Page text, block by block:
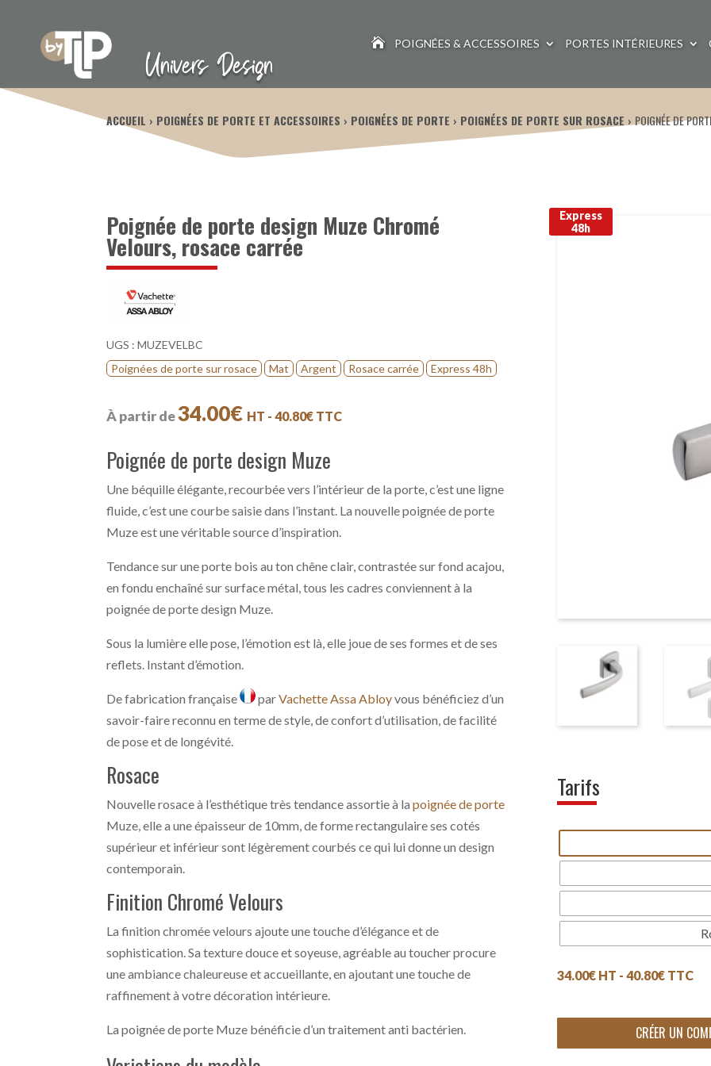
Univers Design
 POIGNÉES & ACCESSOIRES PORTES INTÉRIEURES
ACCUEIL POIGNÉES DE PORTE ET ACCESSOIRES POIGNÉES DE PORTE POIGNÉES DE PORTE SUR ROSACE POIGNÉE DE
Poignée de porte design Muze Chromé
Velours, rosace carrée
UGS :MUZEVELBC
Poignées de porte sur rosace
Mat Argent Rosace carrée Express 48h
À partir de34.00€ HT -40.80€ TTC
Poignée de porte design Muze
Une béquille élégante, recourbée vers l’intérieur de la porte, c’est une ligne
fluide, c’est une courbe saisie dans l’instant. La nouvelle poignée de porte
Muze est une véritable source d’inspiration.
Tendance sur une porte bois au ton chêne clair, contrastée sur fond acajou,
en fondu enchaîné sur surface métal, tous les cadres conviennent à la
poignée de porte design Muze.
Sous la lumière elle pose, l’émotion est là, elle joue de ses formes et de ses
reflets. Instant d’émotion.
De fabrication française parVachette Assa Abloyvous bénéficiez d’un
savoir-faire reconnu en terme de style, de confort d’utilisation, de facilité
de pose et de longévité.
Rosace
Nouvelle rosace à l’esthétique très tendance assortie à lapoignée de porte
Muze, elle a une épaisseur de 10mm, de forme rectangulaire ses cotés
supérieur et inférieur sont légèrement courbés ce qui lui donne un design
contemporain.
Finition Chromé Velours
La finition chromée velours ajoute une touche d’élégance et de
sophistication. Sa texture douce et soyeuse, agréable au toucher procure
une ambiance chaleureuse et accueillante, en ajoutant une touche de
raffinement à votre décoration intérieure.
La poignée de porte Muze bénéficie d’un traitement anti bactérien.
Express
48h
Tarifs
34.00€ HT - 40.80€TTC
CRÉER UN